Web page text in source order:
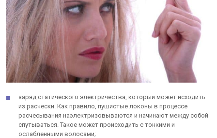
заряд статического электричества, который может исходить
из расчески. Как правило, пушистые локоны в процессе
расчесывания наэлектризовываются и начинают между собой
спутываться. Такое может происходить с тонкими и
ослабленными волосами;